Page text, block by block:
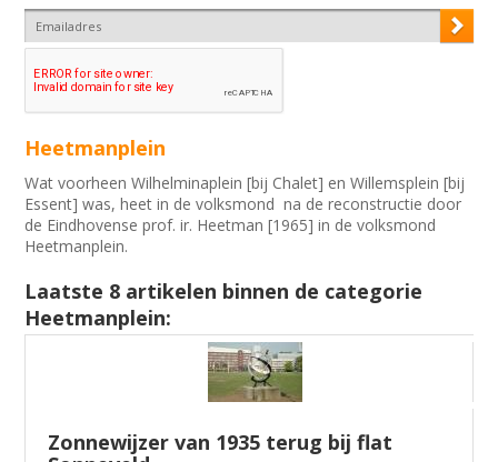
Heetmanplein
Wat voorheen Wilhelminaplein [bij Chalet] en Willemsplein [bij
Essent] was, heet in de volksmond na de reconstructie door
de Eindhovense prof. ir. Heetman [1965] in de volksmond
Heetmanplein.
Laatste 8 artikelen binnen de categorie
Heetmanplein:
Zonnewijzer van 1935 terug bij flat